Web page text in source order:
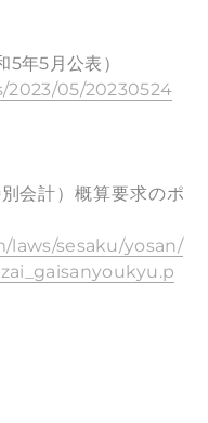
年5月公表）
05/20230524
会計）概算要求のポ
laws/sesaku/yosan/